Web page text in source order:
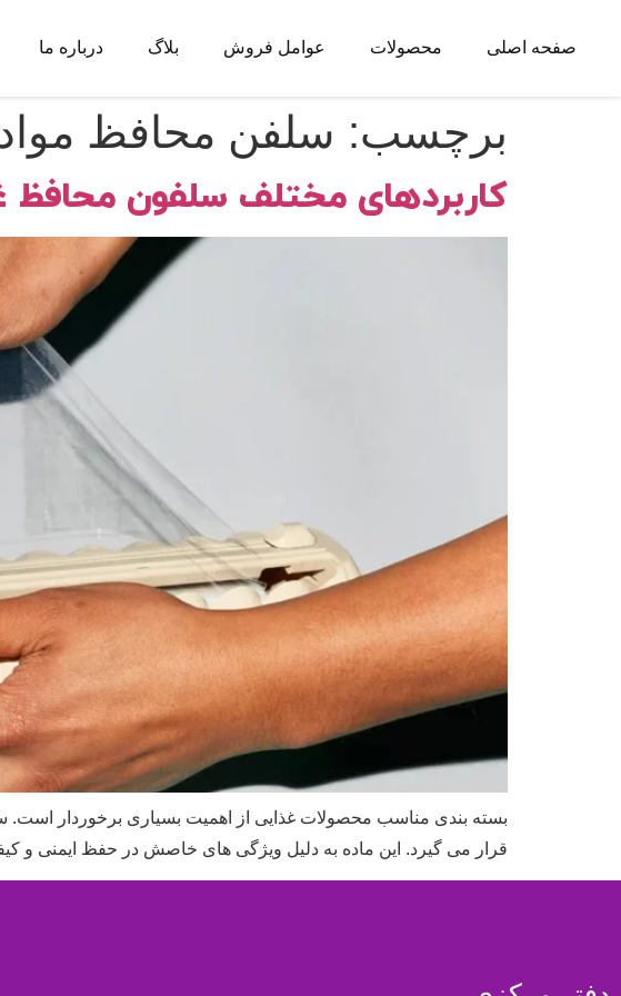
صفحه اصلی محصولات عوامل فروش بلاگ درباره ما
برچسب: سلفن محافظ
کاربردهای مختلف سلفون محافظ
بسته‌ بندی مناسب محصولات غذایی از اهمیت بسیاری برخوردار است.
قرار می‌ گیرد. این ماده به دلیل ویژگی‌ های خاصش در حفظ ایمنی و